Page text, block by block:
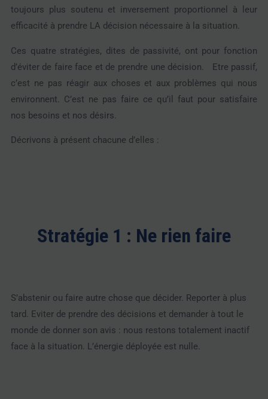
toujours plus soutenu et inversement proportionnel à leur
efficacité à prendre LA décision nécessaire à la situation.
Ces quatre stratégies, dites de passivité, ont pour fonction
d’éviter de faire face et de prendre une décision. Etre passif,
c’est ne pas réagir aux choses et aux problèmes qui nous
environnent. C’est ne pas faire ce qu’il faut pour satisfaire
nos besoins et nos désirs.
Décrivons à présent chacune d’elles :
Stratégie 1 : Ne rien faire
S’abstenir ou faire autre chose que décider. Reporter à plus
tard. Eviter de prendre des décisions et demander à tout le
monde de donner son avis : nous restons totalement inactif
face à la situation. L’énergie déployée est nulle.